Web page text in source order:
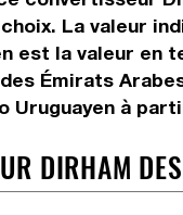
La valeur
est la valeur en
Émirats
Uruguayen à
DIRHAM